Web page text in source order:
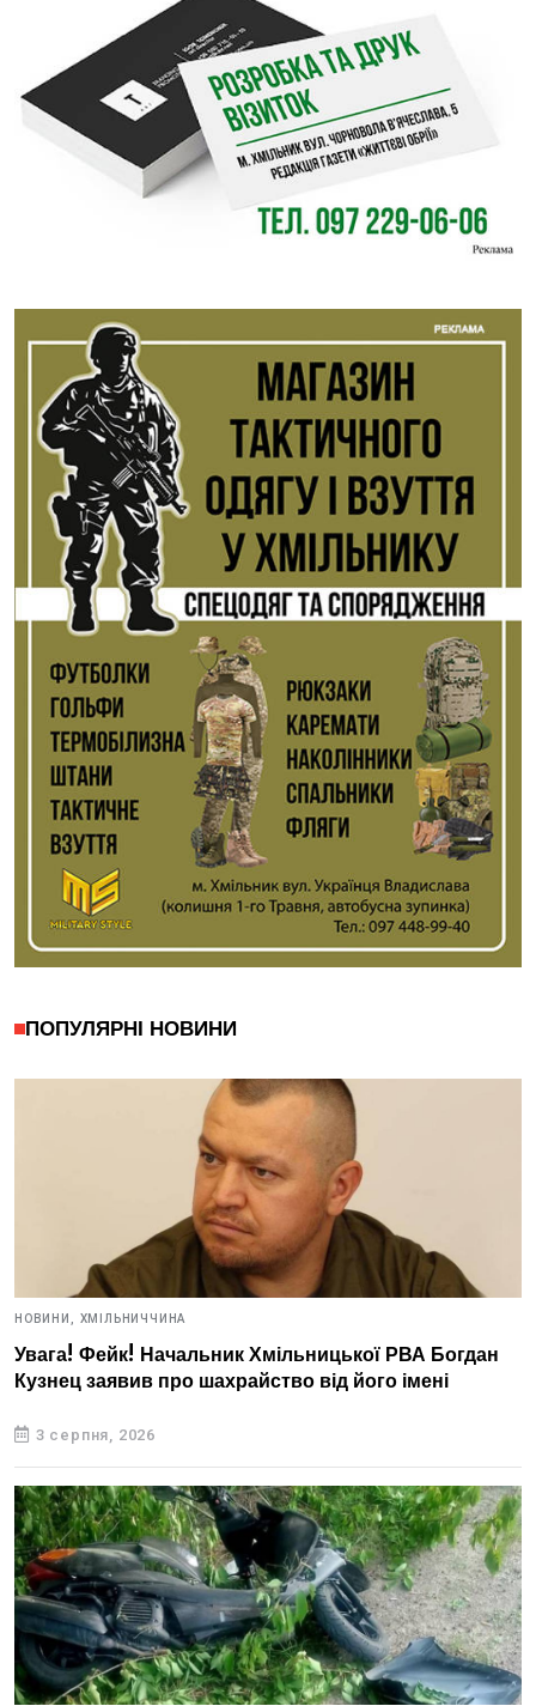
ПОПУЛЯРНІ НОВИНИ
НОВИНИ, ХМІЛЬНИЧЧИНА
Увага! Фейк! Начальник Хмільницької РВА Богдан
Кузнец заявив про шахрайство від його імені
3 серпня, 2026